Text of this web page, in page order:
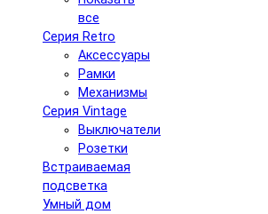
все
Серия Retro
Аксессуары
Рамки
Механизмы
Серия Vintage
Выключатели
Розетки
Встраиваемая
подсветка
Умный дом